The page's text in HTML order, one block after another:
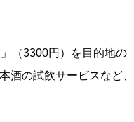
（3300円）を目的地の
酒の試飲サービスなど、